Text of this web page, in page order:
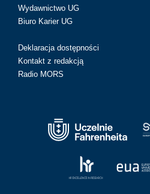
Wydawnictwo UG
Biuro Karier UG
Deklaracja dostępności
Kontakt z redakcją
Radio MORS